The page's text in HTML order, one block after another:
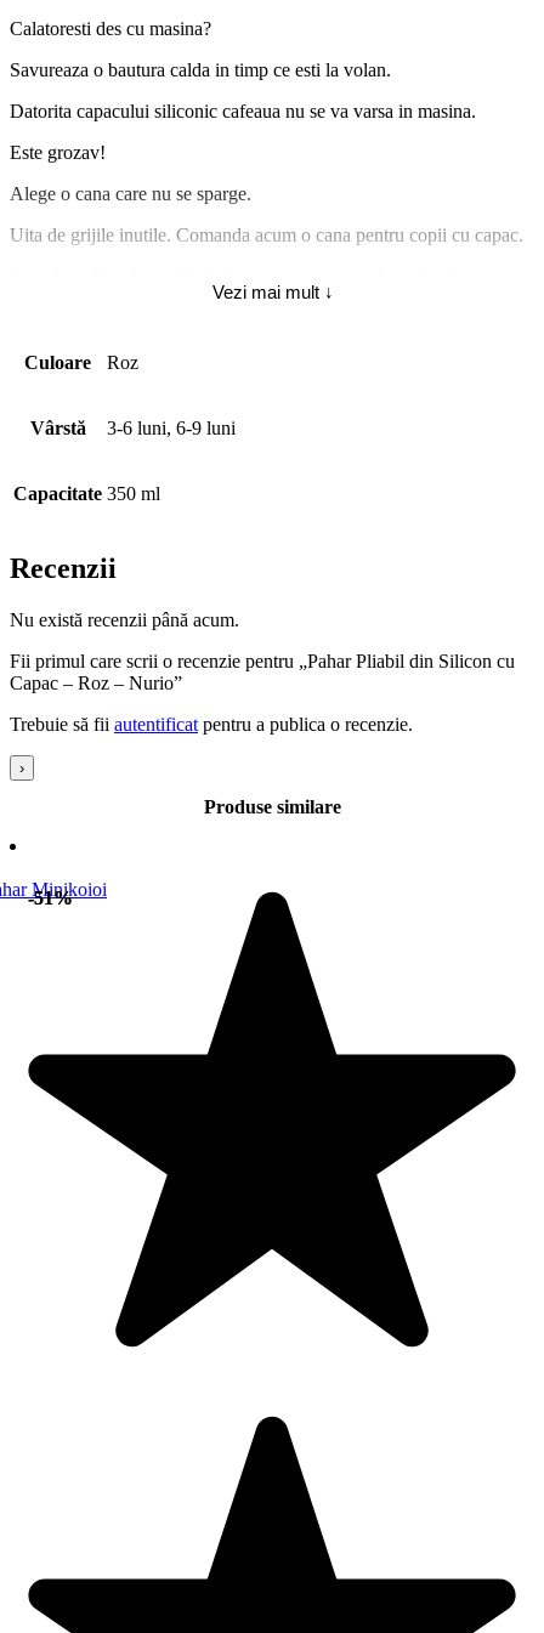
Calatoresti des cu masina?
Savureaza o bautura calda in timp ce esti la volan.
Datorita capacului siliconic cafeaua nu se va varsa in masina.
Este grozav!
Alege o cana care nu se sparge.
Uita de grijile inutile. Comanda acum o cana pentru copii cu capac.
Nu modifica gustul bauturii, are dimensiuni reglabile, este usor
Specificatii:
Capacitate: 350ml;
disponibile in site pot avea diferente de nuante si model.
Vezi mai mult ↓
Culoare Roz
Vârstă 3-6 luni, 6-9 luni
Capacitate 350 ml
Recenzii
Nu există recenzii până acum.
Fii primul care scrii o recenzie pentru „Pahar Pliabil din Silicon cu
Capac – Roz – Nurio”
Trebuie să fii autentificat pentru a publica o recenzie.
›
Produse similare
-51%
-51%